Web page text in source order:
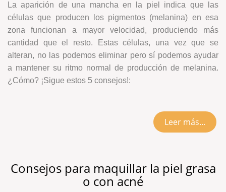
La aparición de una mancha en la piel indica que las
células que producen los pigmentos (melanina) en esa
zona funcionan a mayor velocidad, produciendo más
cantidad que el resto. Estas células, una vez que se
alteran, no las podemos eliminar pero sí podemos ayudar
a mantener su ritmo normal de producción de melanina.
¿Cómo? ¡Sigue estos 5 consejos!:
Leer más...
Consejos para maquillar la piel grasa
o con acné